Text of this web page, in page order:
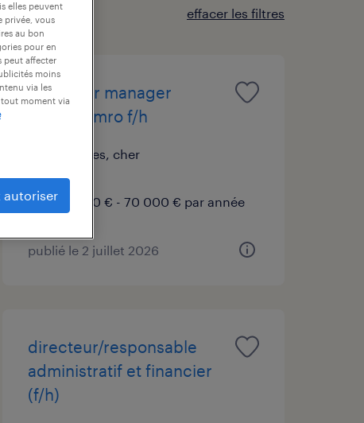
effacer les filtres
ingénieur manager
d'atelier mro f/h
bourges, cher
cdi
65 000 € - 70 000 € par année
publié le 2 juillet 2026
directeur/responsable
administratif et financier
(f/h)
elles peuvent
privée, vous
au bon
pour en
peut affecter
moins
via les
moment via